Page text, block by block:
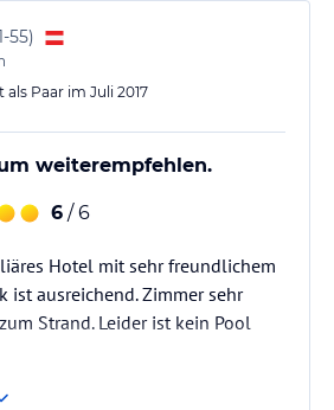
55)
als Paar im Juli 2017
weiterempfehlen.
6 / 6
Hotel mit sehr freundlichem
ist ausreichend. Zimmer sehr
Strand. Leider ist kein Pool